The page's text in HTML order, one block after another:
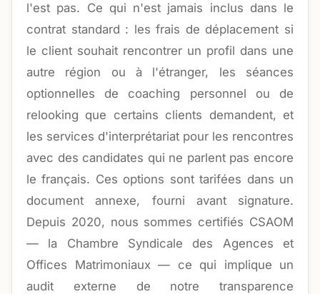
l'est pas. Ce qui n'est jamais inclus dans le
contrat standard : les frais de déplacement si
le client souhait rencontrer un profil dans une
autre région ou à l'étranger, les séances
optionnelles de coaching personnel ou de
relooking que certains clients demandent, et
les services d'interprétariat pour les rencontres
avec des candidates qui ne parlent pas encore
le français. Ces options sont tarifées dans un
document annexe, fourni avant signature.
Depuis 2020, nous sommes certifiés CSAOM
— la Chambre Syndicale des Agences et
Offices Matrimoniaux — ce qui implique un
audit externe de notre transparence